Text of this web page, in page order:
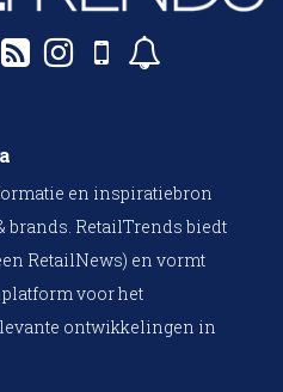
en inspiratiebron
RetailTrends biedt
RetailNews) en vormt
voor het
ontwikkelingen in